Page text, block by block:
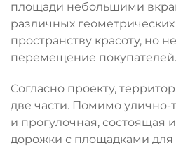
площади небольшими
различных
пространству красоту, но
перемещение покупателей.
Согласно проекту,
две части. Помимо улично-
и прогулочная, состоящая
дорожки с площадками для